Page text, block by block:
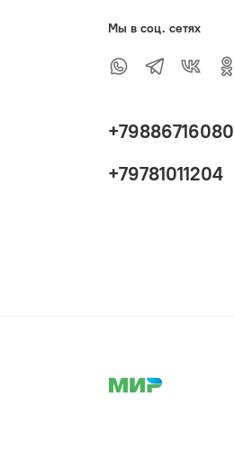
Мы в соц. сетях
+79886716080
+79781011204